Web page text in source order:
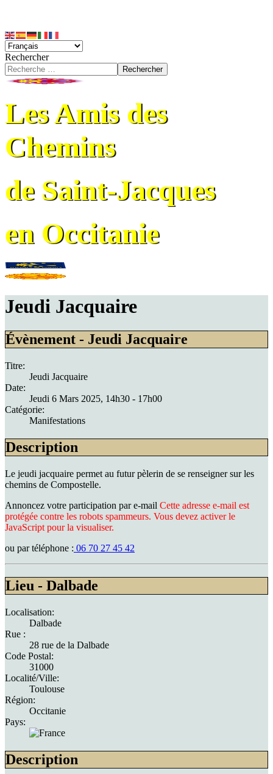
Rechercher
Rechercher
Les Amis des
Chemins
de Saint-Jacques
en Occitanie
Jeudi Jacquaire
Évènement - Jeudi Jacquaire
Titre:
Jeudi Jacquaire
Date:
Jeudi 6 Mars 2025, 14h30 - 17h00
Catégorie:
Manifestations
Description
Le jeudi jacquaire permet au futur pèlerin de se renseigner sur les
chemins de Compostelle.
Annoncez votre participation par e-mail Cette adresse e-mail est
protégée contre les robots spammeurs. Vous devez activer le
JavaScript pour la visualiser.
ou par téléphone : 06 70 27 45 42
Lieu - Dalbade
Localisation:
Dalbade
Rue :
28 rue de la Dalbade
Code Postal:
31000
Localité/Ville:
Toulouse
Région:
Occitanie
Pays:
Description